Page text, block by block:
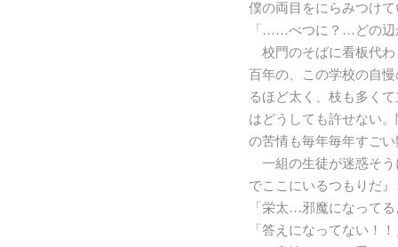
僕の両目をにらみつけ
「……べつに？…どの辺
校門のそばに看板代わ
百年の、この学校の自
るほど太く、枝も多く
はどうしても許せない
の苦情も毎年毎年すご
一組の生徒が迷惑そう
でここにいるつもりだ
「栄太…邪魔になって
「答えになってない！